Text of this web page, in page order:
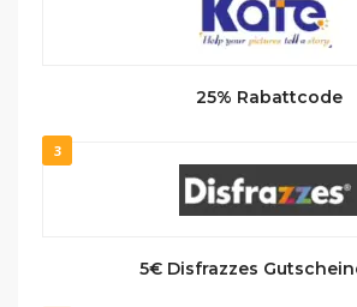
25% Rabattcode
3
5€ Disfrazzes